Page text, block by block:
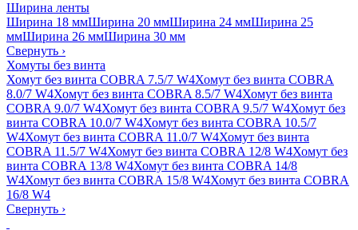
Ширина ленты
Ширина 18 ммШирина 20 ммШирина 24 ммШирина 25
ммШирина 26 ммШирина 30 мм
Свернуть ›
Хомуты без винта
Хомут без винта COBRA 7.5/7 W4Хомут без винта COBRA
8.0/7 W4Хомут без винта COBRA 8.5/7 W4Хомут без винта
COBRA 9.0/7 W4Хомут без винта COBRA 9.5/7 W4Хомут без
винта COBRA 10.0/7 W4Хомут без винта COBRA 10.5/7
W4Хомут без винта COBRA 11.0/7 W4Хомут без винта
COBRA 11.5/7 W4Хомут без винта COBRA 12/8 W4Хомут без
винта COBRA 13/8 W4Хомут без винта COBRA 14/8
W4Хомут без винта COBRA 15/8 W4Хомут без винта COBRA
16/8 W4
Свернуть ›